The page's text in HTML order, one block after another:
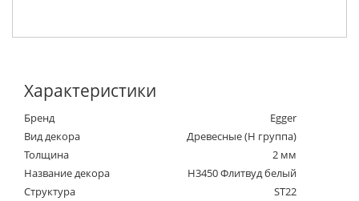
Характеристики
Бренд
Egger
Вид декора
Древесные (Н группа)
Толщина
2 мм
Название декора
H3450 Флитвуд белый
Структура
ST22